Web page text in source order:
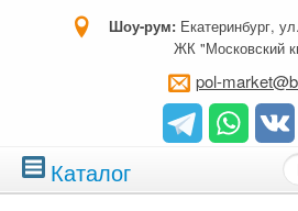
Шоу-рум: Екатеринбург,
ЖК "Московский
pol-
Каталог